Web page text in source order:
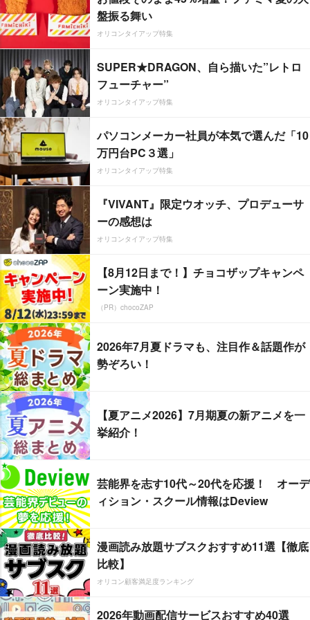
盤振る舞い
オリコンタイアップ特集
SUPER★DRAGON、自ら描いた”レトロ
フューチャー”
オリコンタイアップ特集
パソコンメーカー社員が本気で選んだ「10
万円台PC３選」
オリコンタイアップ特集
『VIVANT』限定ウオッチ、プロデューサ
ーの感想は
オリコンタイアップ特集
【8月12日まで！】チョコザップキャンペ
ーン実施中！
（PR）chocoZAP
2026年7月夏ドラマも、注目作＆話題作が
勢ぞろい！
【夏アニメ2026】7月期夏の新アニメを一
挙紹介！
芸能界を志す10代～20代を応援！ オーデ
ィション・スクール情報はDeview
漫画読み放題サブスクおすすめ11選【徹底
比較】
オリコン顧客満足度ランキング
2026年動画配信サービスおすすめ40選